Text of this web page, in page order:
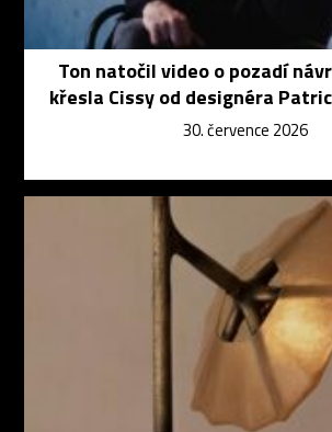
Ton natočil video o pozadí
křesla Cissy od designéra
30. července 2026